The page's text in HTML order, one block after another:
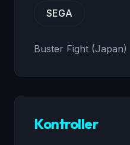
SEGA
Buster Fight (Japan)
Kontroller